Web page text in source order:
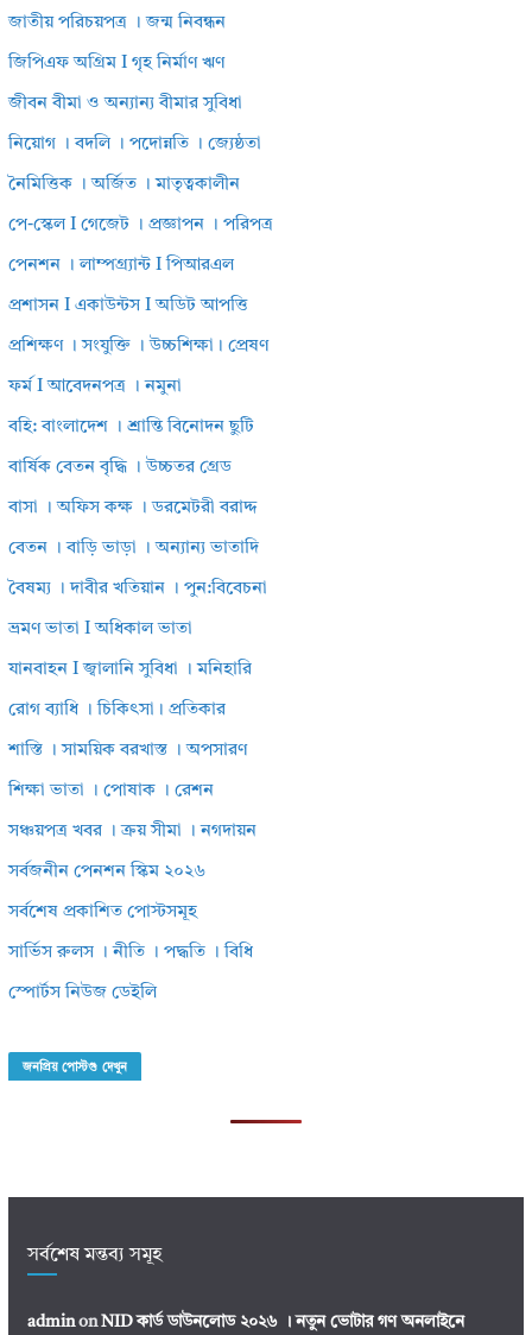
জাতীয় পরিচয়পত্র । জন্ম নিবন্ধন
জিপিএফ অগ্রিম I গৃহ নির্মাণ ঋণ
জীবন বীমা ও অন্যান্য বীমার সুবিধা
নিয়োগ । বদলি । পদোন্নতি । জ্যেষ্ঠতা
নৈমিত্তিক । অর্জিত । মাতৃত্বকালীন
পে-স্কেল I গেজেট । প্রজ্ঞাপন । পরিপত্র
পেনশন । লাম্পগ্র্যান্ট I পিআরএল
প্রশাসন I একাউন্টস I অডিট আপত্তি
প্রশিক্ষণ । সংযুক্তি । উচ্চশিক্ষা। প্রেষণ
ফর্ম I আবেদনপত্র । নমুনা
বহি: বাংলাদেশ । শ্রান্তি বিনোদন ছুটি
বার্ষিক বেতন বৃদ্ধি । উচ্চতর গ্রেড
বাসা । অফিস কক্ষ । ডরমেটরী বরাদ্দ
বেতন । বাড়ি ভাড়া । অন্যান্য ভাতাদি
বৈষম্য । দাবীর খতিয়ান । পুন:বিবেচনা
ভ্রমণ ভাতা I অধিকাল ভাতা
যানবাহন I জ্বালানি সুবিধা । মনিহারি
রোগ ব্যাধি । চিকিৎসা। প্রতিকার
শাস্তি । সাময়িক বরখাস্ত । অপসারণ
শিক্ষা ভাতা । পোষাক । রেশন
সঞ্চয়পত্র খবর । ক্রয় সীমা । নগদায়ন
সর্বজনীন পেনশন স্কিম ২০২৬
সর্বশেষ প্রকাশিত পোস্টসমূহ
সার্ভিস রুলস । নীতি । পদ্ধতি । বিধি
স্পোর্টস নিউজ ডেইলি
জনপ্রিয় পোস্টগু দেখুন
সর্বশেষ মন্তব্য সমূহ
adminon NID কার্ড ডাউনলোড ২০২৬ । নতুন ভোটার গণ অনলাইনে